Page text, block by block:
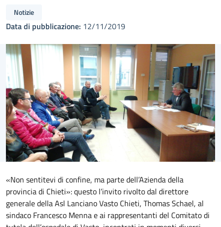
Notizie
Data di pubblicazione: 12/11/2019
«Non sentitevi di confine, ma parte dell’Azienda della
provincia di Chieti»: questo l’invito rivolto dal direttore
generale della Asl Lanciano Vasto Chieti, Thomas Schael, al
sindaco Francesco Menna e ai rappresentanti del Comitato di